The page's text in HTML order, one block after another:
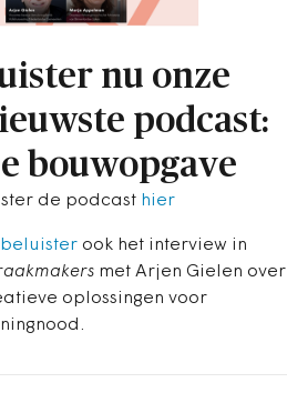
nu onze
podcast:
bouwopgave
de podcast hier
beluister ook het interview in
met Arjen Gielen over
oplossingen voor